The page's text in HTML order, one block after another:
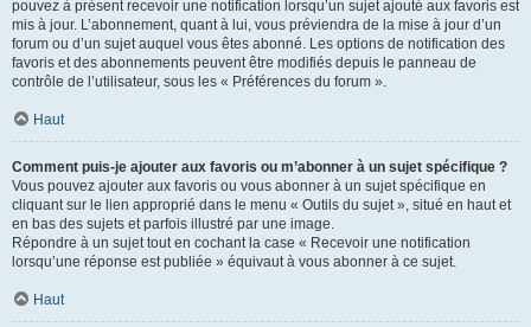
pouvez à présent recevoir une notification lorsqu’un sujet ajouté aux favoris est
mis à jour. L’abonnement, quant à lui, vous préviendra de la mise à jour d’un
forum ou d’un sujet auquel vous êtes abonné. Les options de notification des
favoris et des abonnements peuvent être modifiés depuis le panneau de
contrôle de l’utilisateur, sous les « Préférences du forum ».
Haut
Comment puis-je ajouter aux favoris ou m’abonner à un sujet spécifique ?
Vous pouvez ajouter aux favoris ou vous abonner à un sujet spécifique en
cliquant sur le lien approprié dans le menu « Outils du sujet », situé en haut et
en bas des sujets et parfois illustré par une image.
Répondre à un sujet tout en cochant la case « Recevoir une notification
lorsqu’une réponse est publiée » équivaut à vous abonner à ce sujet.
Haut